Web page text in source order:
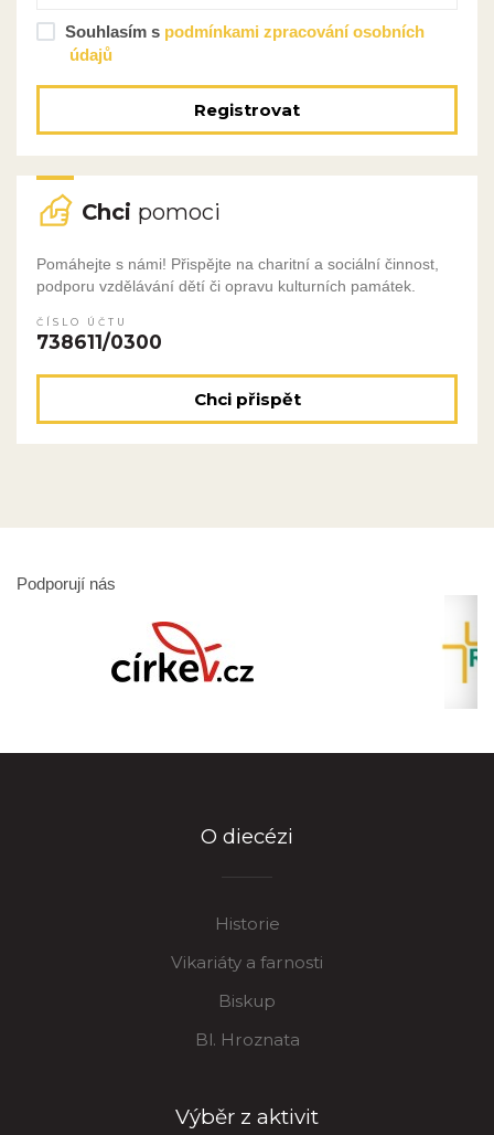
Souhlasím s podmínkami zpracování osobních
údajů
Registrovat
Chci pomoci
Pomáhejte s námi! Přispějte na charitní a sociální činnost,
podporu vzdělávání dětí či opravu kulturních památek.
ČÍSLO ÚČTU
738611/0300
Chci přispět
Podporují nás
O diecézi
Historie
Vikariáty a farnosti
Biskup
Bl. Hroznata
Výběr z aktivit